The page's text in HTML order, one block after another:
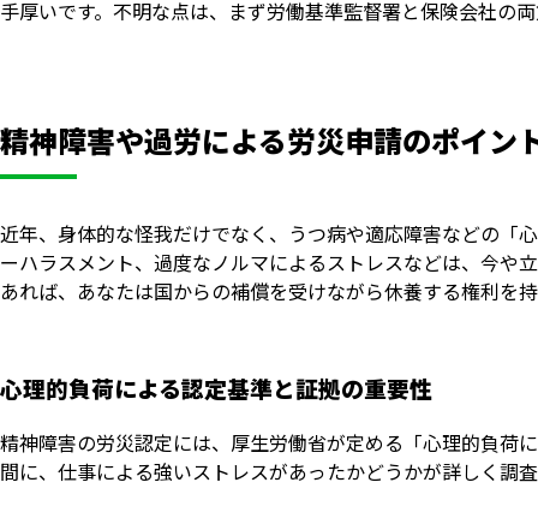
手厚いです。不明な点は、まず労働基準監督署と保険会社の
精神障害や過労による労災申請のポイン
近年、身体的な怪我だけでなく、うつ病や適応障害などの「
ーハラスメント、過度なノルマによるストレスなどは、今や
あれば、あなたは国からの補償を受けながら休養する権利を
心理的負荷による認定基準と証拠の重要性
精神障害の労災認定には、厚生労働省が定める「心理的負荷
間に、仕事による強いストレスがあったかどうかが詳しく調